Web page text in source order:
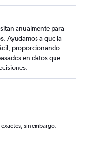
anualmente para
Ayudamos a que la
proporcionando
en datos que
sin embargo,